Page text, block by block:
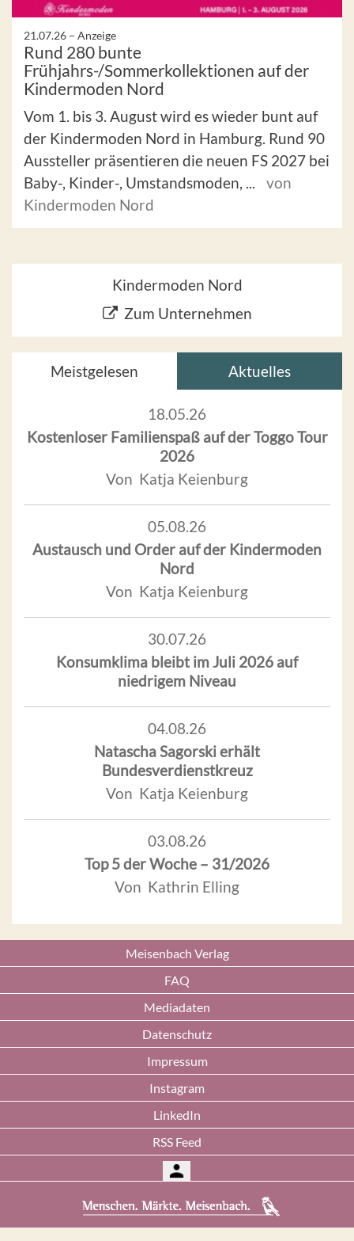
21.07.26 – Anzeige
Rund 280 bunte
Frühjahrs-/Sommerkollektionen auf der
Kindermoden Nord
Vom 1. bis 3. August wird es wieder bunt auf
der Kindermoden Nord in Hamburg. Rund 90
Aussteller präsentieren die neuen FS 2027 bei
Baby-, Kinder-, Umstandsmoden, ...
von
Kindermoden Nord
Kindermoden Nord
Zum Unternehmen
Meistgelesen Aktuelles
18.05.26
Kostenloser Familienspaß auf der Toggo Tour
2026
Von Katja Keienburg
05.08.26
Austausch und Order auf der Kindermoden
Nord
Von Katja Keienburg
30.07.26
Konsumklima bleibt im Juli 2026 auf
niedrigem Niveau
04.08.26
Natascha Sagorski erhält
Bundesverdienstkreuz
Von Katja Keienburg
03.08.26
Top 5 der Woche – 31/2026
Von Kathrin Elling
Meisenbach Verlag
FAQ
Mediadaten
Datenschutz
Impressum
Instagram
LinkedIn
RSS Feed